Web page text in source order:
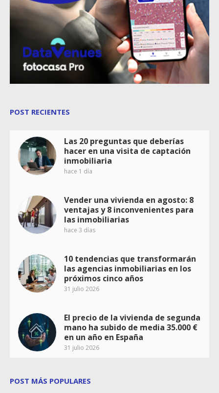
POST RECIENTES
Las 20 preguntas que deberías
hacer en una visita de captación
inmobiliaria
hace 1 día
Vender una vivienda en agosto: 8
ventajas y 8 inconvenientes para
las inmobiliarias
hace 3 días
10 tendencias que transformarán
las agencias inmobiliarias en los
próximos cinco años
31 julio 2026
El precio de la vivienda de segunda
mano ha subido de media 35.000 €
en un año en España
31 julio 2026
POST MÁS POPULARES